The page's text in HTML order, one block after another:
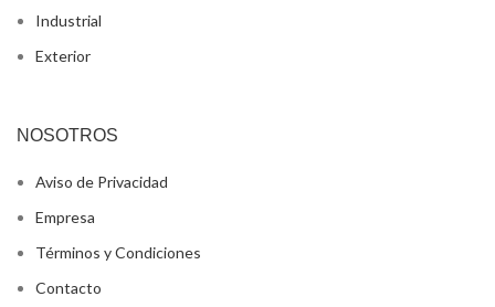
Industrial
Exterior
NOSOTROS
Aviso de Privacidad
Empresa
Términos y Condiciones
Contacto